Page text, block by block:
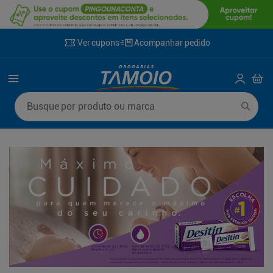
Ver cupons Acompanhar pedido
Busque por produto ou marca
Termos mais buscados
desodorante
4º
sabonete líquido
fralda xg
shampoo
9
fralda xxg
10 º sabonete